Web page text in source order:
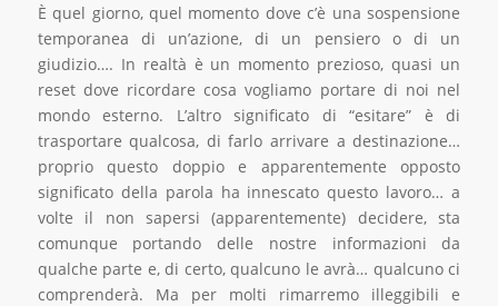
È quel giorno, quel momento dove c’è una sospensione
temporanea di un’azione, di un pensiero o di un
giudizio…. In realtà è un momento prezioso, quasi un
reset dove ricordare cosa vogliamo portare di noi nel
mondo esterno. L’altro significato di “esitare” è di
trasportare qualcosa, di farlo arrivare a destinazione…
proprio questo doppio e apparentemente opposto
significato della parola ha innescato questo lavoro… a
volte il non sapersi (apparentemente) decidere, sta
comunque portando delle nostre informazioni da
qualche parte e, di certo, qualcuno le avrà… qualcuno ci
comprenderà. Ma per molti rimarremo illeggibili e